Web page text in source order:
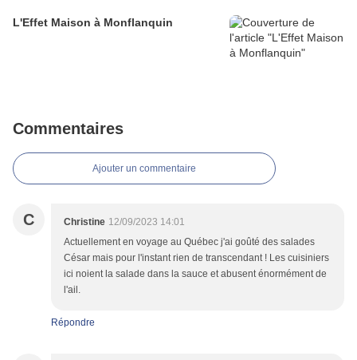
L'Effet Maison à Monflanquin
Commentaires
Ajouter un commentaire
C Christine 12/09/2023 14:01
Actuellement en voyage au Québec j'ai goûté des salades
César mais pour l'instant rien de transcendant ! Les cuisiniers
ici noient la salade dans la sauce et abusent énormément de
l'ail.
Répondre